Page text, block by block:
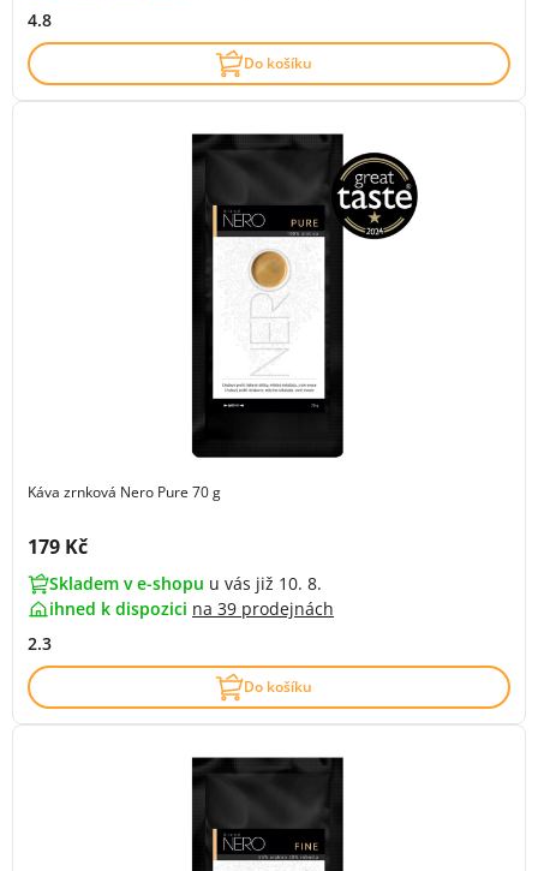
4.8
Do košíku
Káva zrnková Nero Pure 70 g
Cena s DPH:
179 Kč
Skladem v e-shopu u vás již 10. 8.
ihned k dispozici na 39 prodejnách
2.3
Do košíku